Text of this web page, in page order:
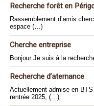
Recherche forêt en
Rassemblement d’amis
espace (…)
Cherche entreprise
Bonjour Je suis à la
Recherche d’aternance
Actuellement admise en
rentrée 2025, (…)